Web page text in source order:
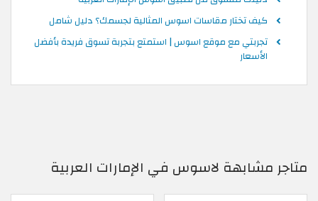
كيف تختار مقاسات اسوس المثالية لجسمك؟ دليل شامل
تجربتي مع موقع اسوس | استمتع بتجربة تسوق فريدة بأفضل
الأسعار
متاجر مشابهة لاسوس في الإمارات العربية